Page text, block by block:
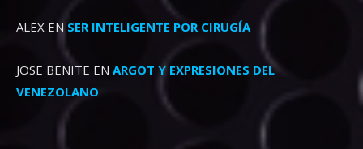
ALEX EN SER INTELIGENTE POR CIRUGÍA
JOSE BENITE EN ARGOT Y EXPRESIONES DEL
VENEZOLANO